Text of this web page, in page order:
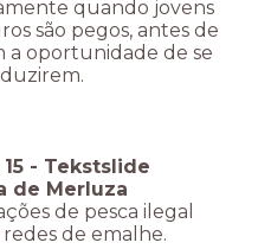
quando jovens
são pegos, antes de
a oportunidade de se
15 - Tekstslide
de Merluza
de pesca ilegal
de emalhe.